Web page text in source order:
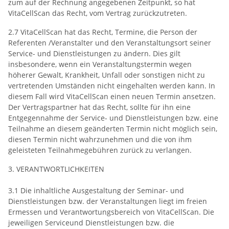
zum auf der Rechnung angegebenen Zeitpunkt, so hat
VitaCellScan das Recht, vom Vertrag zurückzutreten.
2.7 VitaCellScan hat das Recht, Termine, die Person der
Referenten /Veranstalter und den Veranstaltungsort seiner
Service- und Dienstleistungen zu ändern. Dies gilt
insbesondere, wenn ein Veranstaltungstermin wegen
höherer Gewalt, Krankheit, Unfall oder sonstigen nicht zu
vertretenden Umständen nicht eingehalten werden kann. In
diesem Fall wird VitaCellScan einen neuen Termin ansetzen.
Der Vertragspartner hat das Recht, sollte für ihn eine
Entgegennahme der Service- und Dienstleistungen bzw. eine
Teilnahme an diesem geänderten Termin nicht möglich sein,
diesen Termin nicht wahrzunehmen und die von ihm
geleisteten Teilnahmegebühren zurück zu verlangen.
3. VERANTWORTLICHKEITEN
3.1 Die inhaltliche Ausgestaltung der Seminar- und
Dienstleistungen bzw. der Veranstaltungen liegt im freien
Ermessen und Verantwortungsbereich von VitaCellScan. Die
jeweiligen Serviceund Dienstleistungen bzw. die